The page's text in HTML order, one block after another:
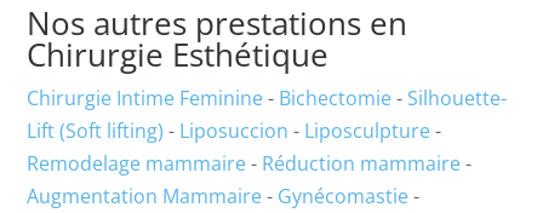
Nos autres prestations en
Chirurgie Esthétique
Chirurgie Intime Feminine- Bichectomie- Silhouette-
Lift (Soft lifting) - Liposuccion - Liposculpture-
Remodelage mammaire- Réduction mammaire-
Augmentation Mammaire- Gynécomastie-